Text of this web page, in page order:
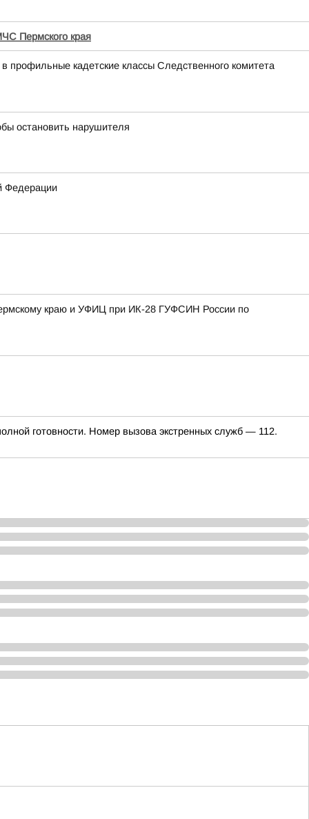
Пермского края
профильные кадетские классы Следственного комитета
остановить нарушителя
Федерации
краю и УФИЦ при ИК-28 ГУФСИН России по
готовности. Номер вызова экстренных служб — 112.